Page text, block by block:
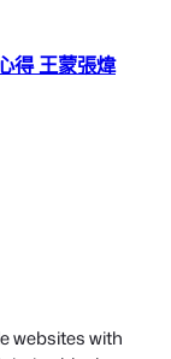
得 王蒙張煒
websites with